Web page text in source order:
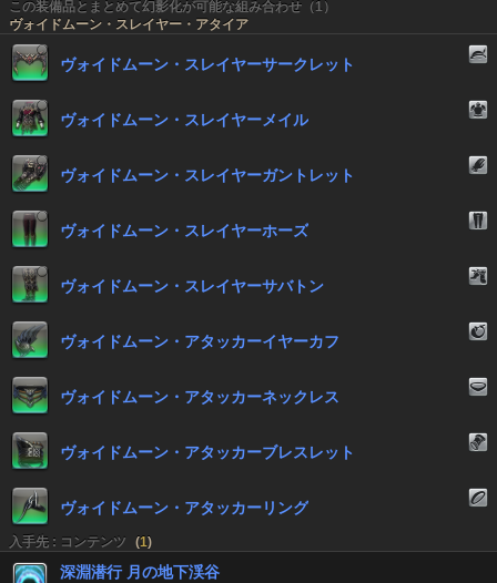
この装備品とまとめて幻影化が可能な組み合わせ（1）
ヴォイドムーン・スレイヤー・アタイア
ヴォイドムーン・スレイヤーサークレット
ヴォイドムーン・スレイヤーメイル
ヴォイドムーン・スレイヤーガントレット
ヴォイドムーン・スレイヤーホーズ
ヴォイドムーン・スレイヤーサバトン
ヴォイドムーン・アタッカーイヤーカフ
ヴォイドムーン・アタッカーネックレス
ヴォイドムーン・アタッカーブレスレット
ヴォイドムーン・アタッカーリング
入手先 : コンテンツ (1)
深淵潜行 月の地下渓谷